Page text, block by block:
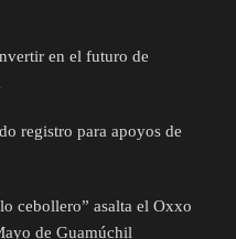
en el futuro de
registro para apoyos de
cebollero” asalta el Oxxo
de Guamúchil